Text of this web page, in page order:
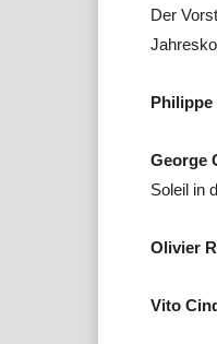
Der
Philippe
George
Soleil in
Olivier
Vito